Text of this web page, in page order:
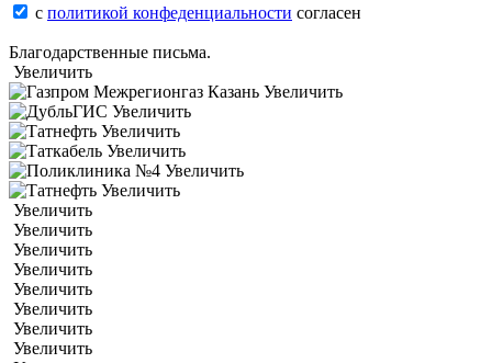
с политикой конфеденциальности согласен
Благодарственные письма.
Увеличить
Увеличить
Увеличить
Увеличить
Увеличить
Увеличить
Увеличить
Увеличить
Увеличить
Увеличить
Увеличить
Увеличить
Увеличить
Увеличить
Увеличить